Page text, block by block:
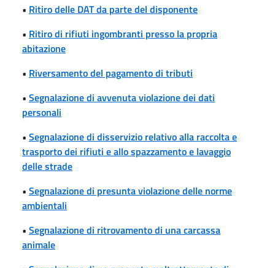
• Ritiro delle DAT da parte del disponente
• Ritiro di rifiuti ingombranti presso la propria
abitazione
• Riversamento del pagamento di tributi
• Segnalazione di avvenuta violazione dei dati
personali
• Segnalazione di disservizio relativo alla raccolta e
trasporto dei rifiuti e allo spazzamento e lavaggio
delle strade
• Segnalazione di presunta violazione delle norme
ambientali
• Segnalazione di ritrovamento di una carcassa
animale